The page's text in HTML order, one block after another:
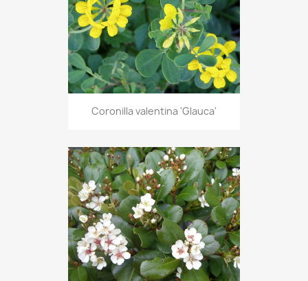
Coronilla valentina 'Glauca'